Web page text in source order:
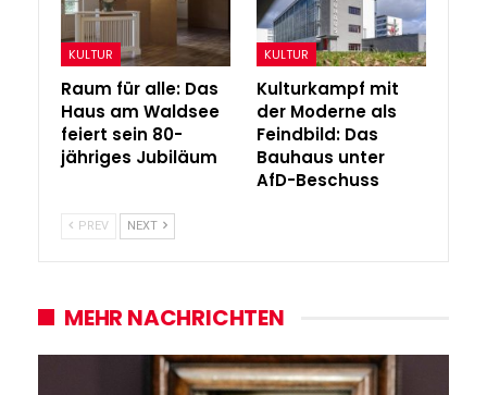
KULTUR
Raum für alle: Das
Haus am Waldsee
feiert sein 80-
jähriges Jubiläum
KULTUR
Kulturkampf mit
der Moderne als
Feindbild: Das
Bauhaus unter
AfD-Beschuss
PREV NEXT
MEHR NACHRICHTEN